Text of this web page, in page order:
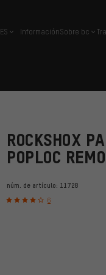
español
ES InformaciónSobre bc
ROCKSHOX
POPLOC
núm. de artículo: 11728
6